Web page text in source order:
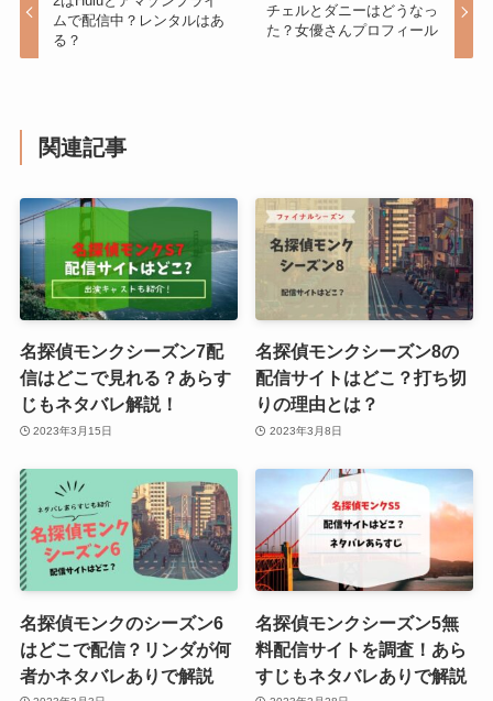
ムで配信中？レンタルはあ
る？
チェルとダニーはどうなっ
た？女優さんプロフィール
関連記事
名探偵モンクシーズン7配
信はどこで見れる？あらす
じもネタバレ解説！
2023年3月15日
名探偵モンクシーズン8の
配信サイトはどこ？打ち切
りの理由とは？
2023年3月8日
名探偵モンクのシーズン6
はどこで配信？リンダが何
者かネタバレありで解説
名探偵モンクシーズン5無
料配信サイトを調査！あら
すじもネタバレありで解説